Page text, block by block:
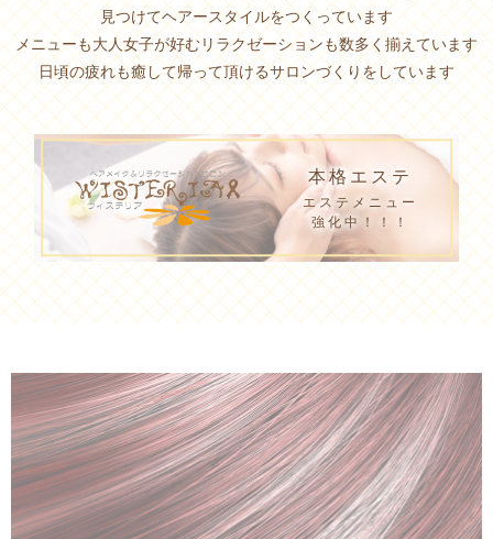
見つけてヘアースタイルをつくっています
メニューも大人女子が好むリラクゼーションも数多く揃えています
日頃の疲れも癒して帰って頂けるサロンづくりをしています
本格エステ
エステメニュー
強化中！！！